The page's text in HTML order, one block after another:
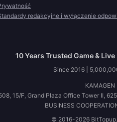
redakcyjne i wyłączenie
10 Years Trusted Game &
Since 2016 |
KAMAGEN
15/F, Grand Plaza Office Tower II,
BUSINESS
© 2016-2026